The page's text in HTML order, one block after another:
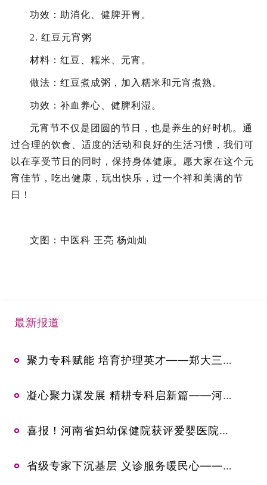
功效：助消化、健脾开胃。
2. 红豆元宵粥
材料：红豆、糯米、元宵。
做法：红豆煮成粥，加入糯米和元宵煮熟。
功效：补血养心、健脾利湿。
元宵节不仅是团圆的节日，也是养生的好时机。通
过合理的饮食、适度的活动和良好的生活习惯，我们可
以在享受节日的同时，保持身体健康。愿大家在这个元
宵佳节，吃出健康，玩出快乐，过一个祥和美满的节
日！
文图：中医科 王亮 杨灿灿
最新报道
news
聚力专科赋能 培育护理英才——郑大三附院举办2026年中华护理学会新生儿专科护士临床实践培训班开班典礼
凝心聚力谋发展 精耕专科启新篇——河南省妇幼保健院乳腺甲状腺外科召开专科高质量发展专题研讨会
喜报！河南省妇幼保健院获评爱婴医院妇幼保健人员岗位胜任力考核先进单位
省级专家下沉基层 义诊服务暖民心——郑州大学第三附属医院杨红星到滑县小铺镇卫生院开展义诊活动